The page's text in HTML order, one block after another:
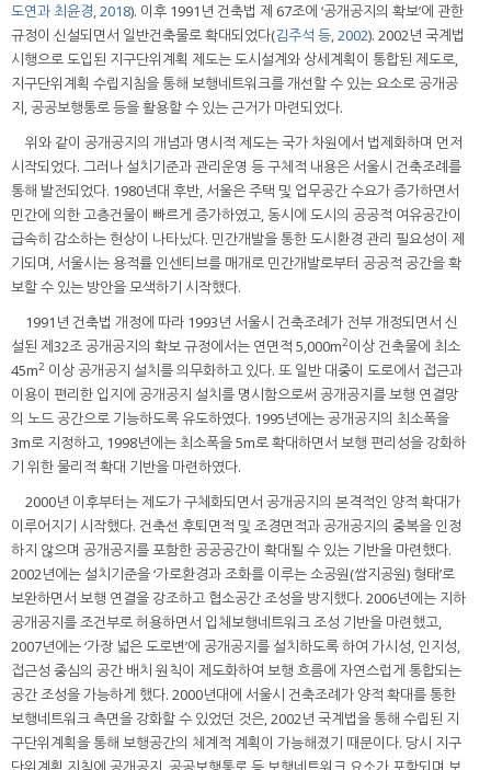
도연과 최윤경, 2018). 이후 1991년 건축법 제 67조에 ‘공개공지의 확보’에 관한
규정이 신설되면서 일반건축물로 확대되었다(김주석 등, 2002). 2002년 국계법
시행으로 도입된 지구단위계획 제도는 도시설계와 상세계획이 통합된 제도로,
지구단위계획 수립지침을 통해 보행네트워크를 개선할 수 있는 요소로 공개공
지, 공공보행통로 등을 활용할 수 있는 근거가 마련되었다.
위와 같이 공개공지의 개념과 명시적 제도는 국가 차원에서 법제화하며 먼저
시작되었다. 그러나 설치기준과 관리운영 등 구체적 내용은 서울시 건축조례를
통해 발전되었다. 1980년대 후반, 서울은 주택 및 업무공간 수요가 증가하면서
민간에 의한 고층건물이 빠르게 증가하였고, 동시에 도시의 공공적 여유공간이
급속히 감소하는 현상이 나타났다. 민간개발을 통한 도시환경 관리 필요성이 제
기되며, 서울시는 용적률 인센티브를 매개로 민간개발로부터 공공적 공간을 확
보할 수 있는 방안을 모색하기 시작했다.
1991년 건축법 개정에 따라 1993년 서울시 건축조례가 전부 개정되면서 신
설된 제32조 공개공지의 확보 규정에서는 연면적 5,000m2이상 건축물에 최소
45m2 이상 공개공지 설치를 의무화하고 있다. 또 일반 대중이 도로에서 접근과
이용이 편리한 입지에 공개공지 설치를 명시함으로써 공개공지를 보행 연결망
의 노드 공간으로 기능하도록 유도하였다. 1995년에는 공개공지의 최소폭을
3m로 지정하고, 1998년에는 최소폭을 5m로 확대하면서 보행 편리성을 강화하
기 위한 물리적 확대 기반을 마련하였다.
2000년 이후부터는 제도가 구체화되면서 공개공지의 본격적인 양적 확대가
이루어지기 시작했다. 건축선 후퇴면적 및 조경면적과 공개공지의 중복을 인정
하지 않으며 공개공지를 포함한 공공공간이 확대될 수 있는 기반을 마련했다.
2002년에는 설치기준을 ‘가로환경과 조화를 이루는 소공원(쌈지공원) 형태’로
보완하면서 보행 연결을 강조하고 협소공간 조성을 방지했다. 2006년에는 지하
공개공지를 조건부로 허용하면서 입체보행네트워크 조성 기반을 마련했고,
2007년에는 ‘가장 넓은 도로변’에 공개공지를 설치하도록 하여 가시성, 인지성,
접근성 중심의 공간 배치 원칙이 제도화하여 보행 흐름에 자연스럽게 통합되는
공간 조성을 가능하게 했다. 2000년대에 서울시 건축조례가 양적 확대를 통한
보행네트워크 측면을 강화할 수 있었던 것은, 2002년 국계법을 통해 수립된 지
구단위계획을 통해 보행공간의 체계적 계획이 가능해졌기 때문이다. 당시 지구